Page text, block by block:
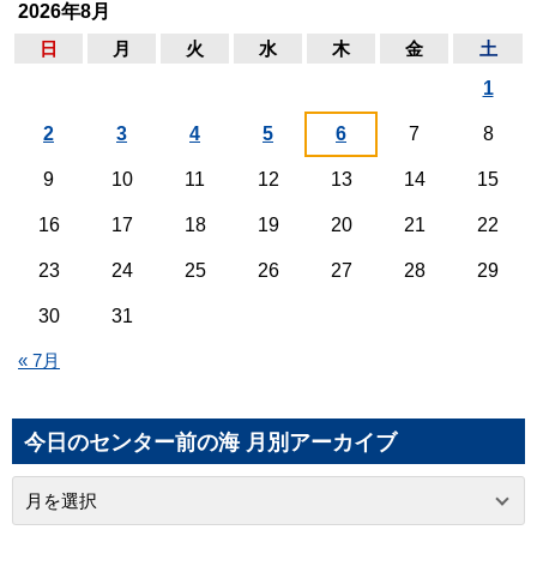
2026年8月
日
月 火 水 木 金 土
« 7月
1
2 3 4 5 6 7 8
9 10 11 12 13 14 15
16 17 18 19 20 21 22
23 24 25 26 27 28 29
30 31
今日のセンター前の海 月別アーカイブ